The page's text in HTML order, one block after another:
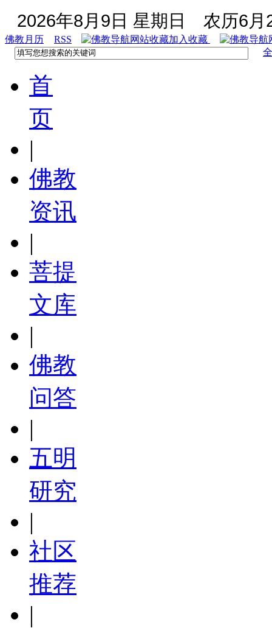
2026年8月9日 星期日 农历6月
佛教月历 RSS
加入收藏
首
页
|
佛教
资讯
|
菩提
文库
|
佛教
问答
|
五明
研究
|
社区
推荐
|